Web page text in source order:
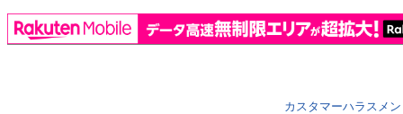
カスタマーハラスメ